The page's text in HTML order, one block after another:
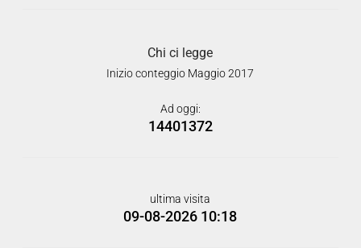
Chi ci legge
Inizio conteggio Maggio 2017
Ad oggi:
14401372
ultima visita
09-08-2026 10:18